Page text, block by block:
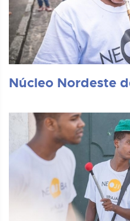
Núcleo Nordeste